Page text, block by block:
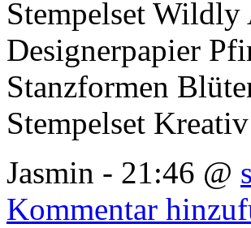
Stempelset
Designerpapier
Stanzformen
Stempelset
Jasmin - 21:46 @
Kommentar